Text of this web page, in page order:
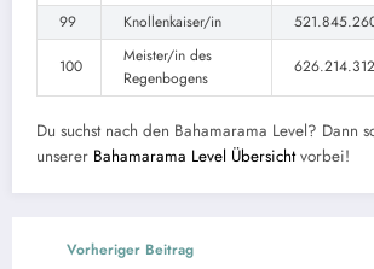
99
Knollenkaiser/in
100
Meister/in des
Regenbogens
626.214.312
Du suchst nach den Bahamarama Level? Dann
unserer Bahamarama Level Übersichtvorbei!
Vorheriger Beitrag